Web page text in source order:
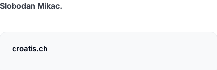
Slobodan Mikac.
croatis.ch